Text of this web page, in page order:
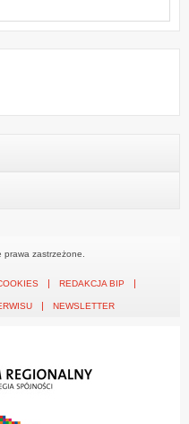
prawa zastrzeżone.
REDAKCJA BIP
NEWSLETTER